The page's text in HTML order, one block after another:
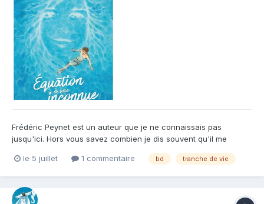
Frédéric Peynet est un auteur que je ne connaissais pas
jusqu'ici. Hors vous savez combien je dis souvent qu'il me
fois scénariste, dessinateur et coloriste de sa bd. Et bien
inconnu...
le 5 juillet 1 commentaire bd tranche de vie